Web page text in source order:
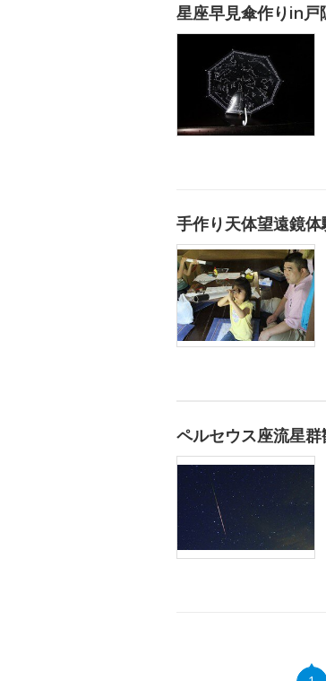
星座早見傘作りin戸
手作り天体望遠鏡
ペルセウス座流星